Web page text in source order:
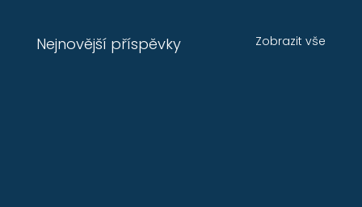
Nejnovější příspěvky Zobrazit vše